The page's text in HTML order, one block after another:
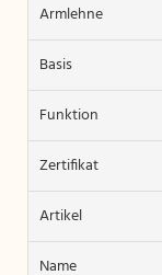
Armlehne
Basis
Funktion
Zertifikat
Artikel
Name